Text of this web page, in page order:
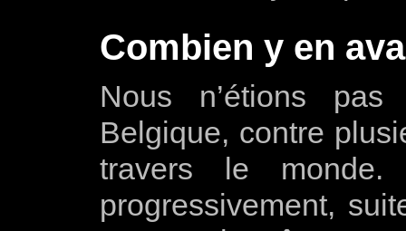
Combien y en
Nous n’étions
Belgique, contre
travers le
progressivement,